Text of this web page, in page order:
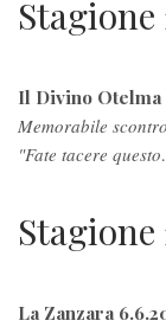
Stagione
Il Divino Otelma
Memorabile
"Fate tacere
Stagione
La Zanzara